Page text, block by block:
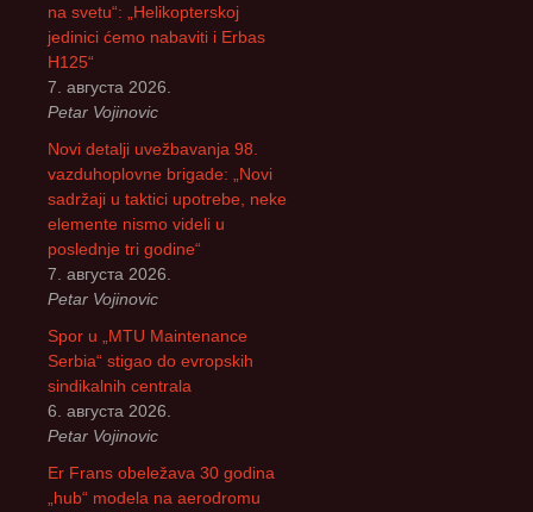
na svetu“: „Helikopterskoj
jedinici ćemo nabaviti i Erbas
H125“
7. августа 2026.
Petar Vojinovic
Novi detalji uvežbavanja 98.
vazduhoplovne brigade: „Novi
sadržaji u taktici upotrebe, neke
elemente nismo videli u
poslednje tri godine“
7. августа 2026.
Petar Vojinovic
Spor u „MTU Maintenance
Serbia“ stigao do evropskih
sindikalnih centrala
6. августа 2026.
Petar Vojinovic
Er Frans obeležava 30 godina
„hub“ modela na aerodromu